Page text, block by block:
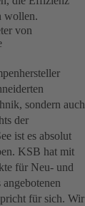
wollen.
von
sondern auch
der
ist es absolut
KSB hat mit
für Neu- und
für sich. Wir